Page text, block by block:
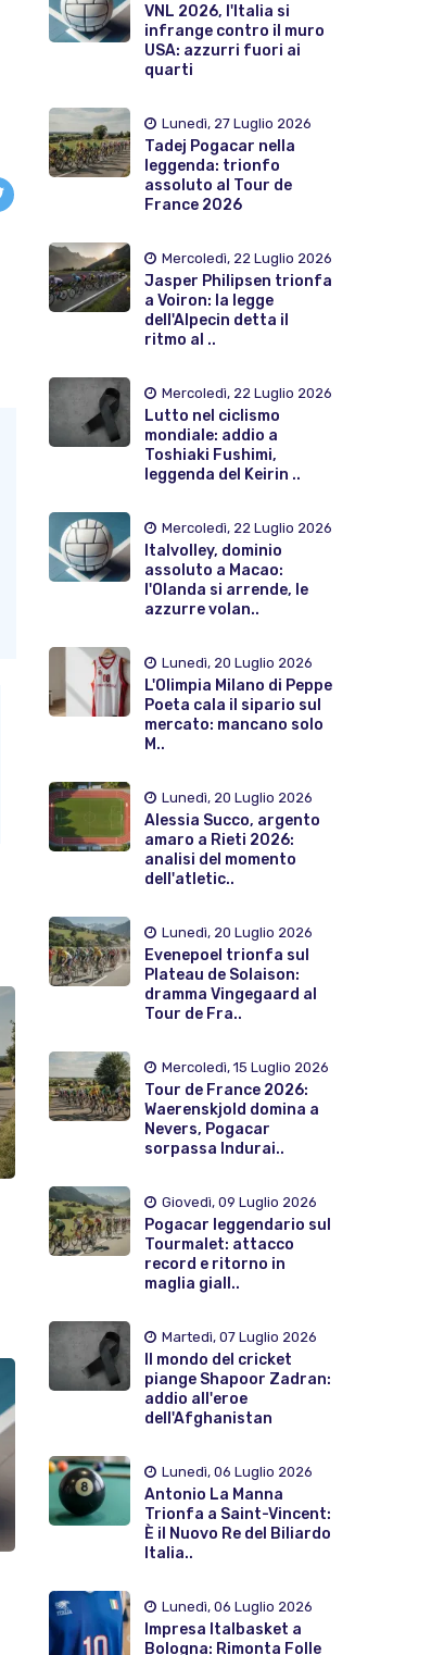
VNL 2026, l'Italia si
infrange contro il muro
USA: azzurri fuori ai
quarti
Lunedì, 27 Luglio 2026
Tadej Pogacar nella
leggenda: trionfo
assoluto al Tour de
France 2026
Mercoledì, 22 Luglio 2026
Jasper Philipsen trionfa
a Voiron: la legge
dell'Alpecin detta il
ritmo al ..
Mercoledì, 22 Luglio 2026
Lutto nel ciclismo
mondiale: addio a
Toshiaki Fushimi,
leggenda del Keirin ..
Mercoledì, 22 Luglio 2026
Italvolley, dominio
assoluto a Macao:
l'Olanda si arrende, le
azzurre volan..
Lunedì, 20 Luglio 2026
L'Olimpia Milano di Peppe
Poeta cala il sipario sul
mercato: mancano solo
M..
Lunedì, 20 Luglio 2026
Alessia Succo, argento
amaro a Rieti 2026:
analisi del momento
dell'atletic..
Lunedì, 20 Luglio 2026
Evenepoel trionfa sul
Plateau de Solaison:
dramma Vingegaard al
Tour de Fra..
Mercoledì, 15 Luglio 2026
Tour de France 2026:
Waerenskjold domina a
Nevers, Pogacar
sorpassa Indurai..
Giovedì, 09 Luglio 2026
Pogacar leggendario sul
Tourmalet: attacco
record e ritorno in
maglia giall..
Martedì, 07 Luglio 2026
Il mondo del cricket
piange Shapoor Zadran:
addio all'eroe
dell'Afghanistan
Lunedì, 06 Luglio 2026
Antonio La Manna
Trionfa a Saint-Vincent:
È il Nuovo Re del Biliardo
Italia..
Lunedì, 06 Luglio 2026
Impresa Italbasket a
Bologna: Rimonta Folle